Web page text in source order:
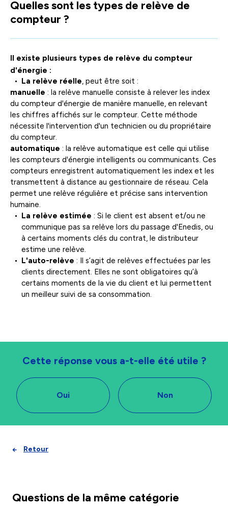
Quelles sont les types de relève de
compteur ?
Il existe plusieurs types de relève du compteur
d'énergie :
La relève réelle, peut être soit :
manuelle : la relève manuelle consiste à relever les index
du compteur d'énergie de manière manuelle, en relevant
les chiffres affichés sur le compteur. Cette méthode
nécessite l'intervention d'un technicien ou du propriétaire
du compteur.
automatique : la relève automatique est celle qui utilise
les compteurs d'énergie intelligents ou communicants. Ces
compteurs enregistrent automatiquement les index et les
transmettent à distance au gestionnaire de réseau. Cela
permet une relève régulière et précise sans intervention
humaine.
La relève estimée : Si le client est absent et/ou ne
communique pas sa relève lors du passage d'Enedis, ou
à certains moments clés du contrat, le distributeur
estime une relève.
L'auto-relève : Il s’agit de relèves effectuées par les
clients directement. Elles ne sont obligatoires qu’à
certains moments de la vie du client et lui permettent
un meilleur suivi de sa consommation.
Cette réponse vous a-t-elle été utile ?
Oui Non
Retour
Questions de la même catégorie